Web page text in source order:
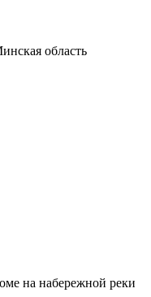
область
на набережной реки